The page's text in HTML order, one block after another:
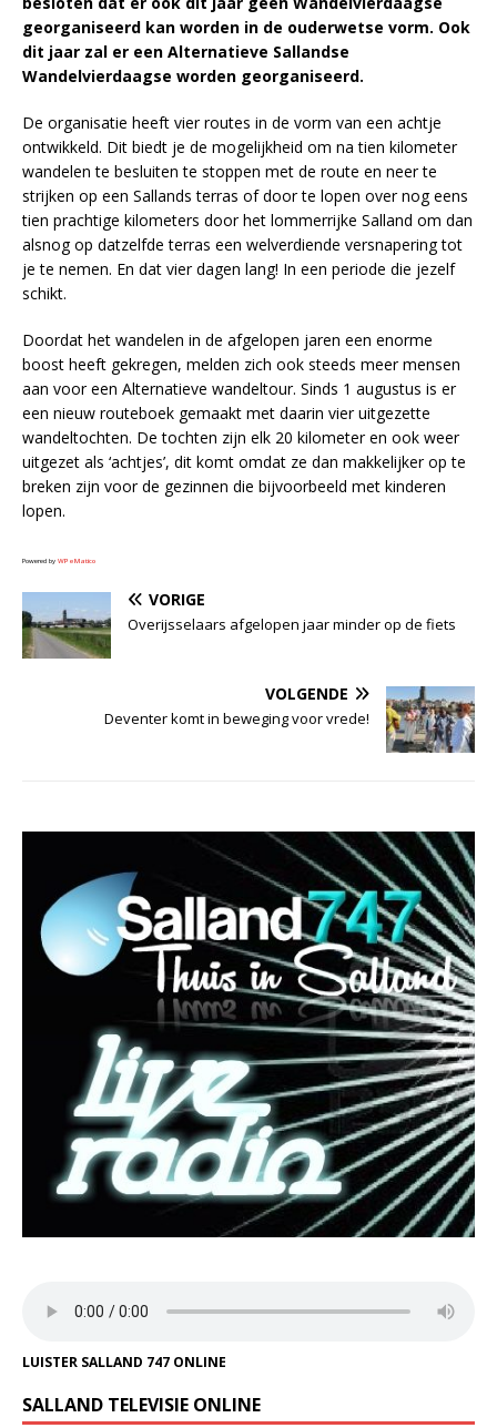
georganiseerd kan worden in de ouderwetse vorm. Ook
dit jaar zal er een Alternatieve Sallandse
Wandelvierdaagse worden georganiseerd.
De organisatie heeft vier routes in de vorm van een achtje
ontwikkeld. Dit biedt je de mogelijkheid om na tien kilometer
wandelen te besluiten te stoppen met de route en neer te
strijken op een Sallands terras of door te lopen over nog eens
tien prachtige kilometers door het lommerrijke Salland om dan
alsnog op datzelfde terras een welverdiende versnapering tot
je te nemen. En dat vier dagen lang! In een periode die jezelf
schikt.
Doordat het wandelen in de afgelopen jaren een enorme
boost heeft gekregen, melden zich ook steeds meer mensen
aan voor een Alternatieve wandeltour. Sinds 1 augustus is er
een nieuw routeboek gemaakt met daarin vier uitgezette
wandeltochten. De tochten zijn elk 20 kilometer en ook weer
uitgezet als ‘achtjes’, dit komt omdat ze dan makkelijker op te
breken zijn voor de gezinnen die bijvoorbeeld met kinderen
lopen.
Powered by WPeMatico
VORIGE
Overijsselaars afgelopen jaar minder op de fiets
VOLGENDE
Deventer komt in beweging voor vrede!
LUISTER SALLAND 747 ONLINE
SALLAND TELEVISIE ONLINE